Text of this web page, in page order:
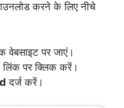
करने के लिए नीचे
वेबसाइट पर जाएं।
लिंक पर क्लिक करें।
दर्ज करें।